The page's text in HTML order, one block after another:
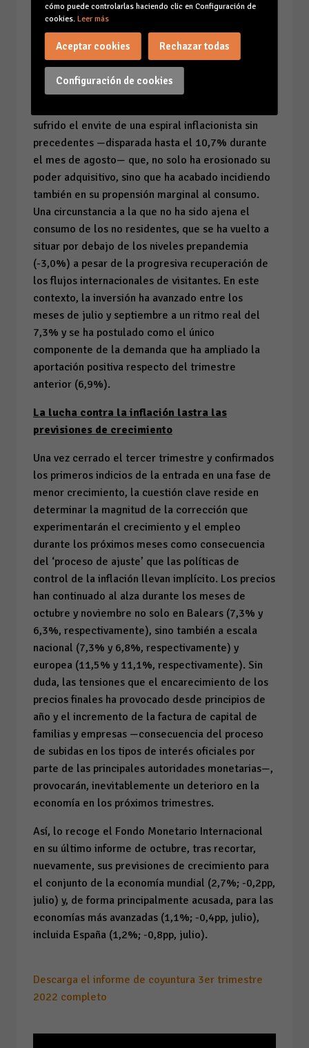
para sostener la senda de crecimiento del
incremento real del 9,8%, claramente alejado
del ritmo de avance del trimestre anterior
(13,0%).
sufrido el envite de una espiral inflacionista sin
precedentes —disparada hasta el 10,7% durante
el mes de agosto— que, no solo ha erosionado su
poder adquisitivo, sino que ha acabado incidiendo
también en su propensión marginal al consumo.
Una circunstancia a la que no ha sido ajena el
consumo de los no residentes, que se ha vuelto a
situar por debajo de los niveles prepandemia
(-3,0%) a pesar de la progresiva recuperación de
los flujos internacionales de visitantes. En este
contexto, la inversión ha avanzado entre los
meses de julio y septiembre a un ritmo real del
7,3% y se ha postulado como el único
componente de la demanda que ha ampliado la
aportación positiva respecto del trimestre
anterior (6,9%).
La lucha contra la inflación lastra las
previsiones de crecimiento
Una vez cerrado el tercer trimestre y confirmados
los primeros indicios de la entrada en una fase de
menor crecimiento, la cuestión clave reside en
determinar la magnitud de la corrección que
experimentarán el crecimiento y el empleo
durante los próximos meses como consecuencia
del ‘proceso de ajuste’ que las políticas de
control de la inflación llevan implícito. Los precios
han continuado al alza durante los meses de
octubre y noviembre no solo en Balears (7,3% y
6,3%, respectivamente), sino también a escala
nacional (7,3% y 6,8%, respectivamente) y
europea (11,5% y 11,1%, respectivamente). Sin
duda, las tensiones que el encarecimiento de los
precios finales ha provocado desde principios de
año y el incremento de la factura de capital de
familias y empresas —consecuencia del proceso
de subidas en los tipos de interés oficiales por
parte de las principales autoridades monetarias—,
provocarán, inevitablemente un deterioro en la
economía en los próximos trimestres.
Así, lo recoge el Fondo Monetario Internacional
en su último informe de octubre, tras recortar,
nuevamente, sus previsiones de crecimiento para
el conjunto de la economía mundial (2,7%; -0,2pp,
julio) y, de forma principalmente acusada, para las
economías más avanzadas (1,1%; -0,4pp, julio),
incluida España (1,2%; -0,8pp, julio).
Descarga el informe de coyuntura 3er trimestre
2022 completo
cómo puede controlarlas haciendo clic en Configuración de
cookies. Leer más
Configuración de cookies
Aceptar cookies Rechazar todas